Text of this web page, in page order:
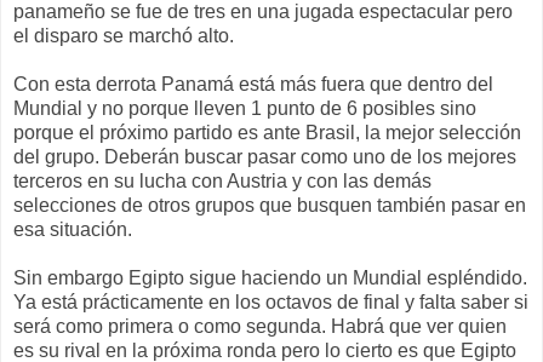
panameño se fue de tres en una jugada espectacular pero
el disparo se marchó alto.
Con esta derrota Panamá está más fuera que dentro del
Mundial y no porque lleven 1 punto de 6 posibles sino
porque el próximo partido es ante Brasil, la mejor selección
del grupo. Deberán buscar pasar como uno de los mejores
terceros en su lucha con Austria y con las demás
selecciones de otros grupos que busquen también pasar en
esa situación.
Sin embargo Egipto sigue haciendo un Mundial espléndido.
Ya está prácticamente en los octavos de final y falta saber si
será como primera o como segunda. Habrá que ver quien
es su rival en la próxima ronda pero lo cierto es que Egipto